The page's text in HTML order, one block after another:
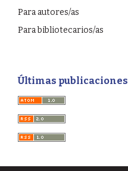
Para autores/as
Para bibliotecarios/as
Últimas publicaciones